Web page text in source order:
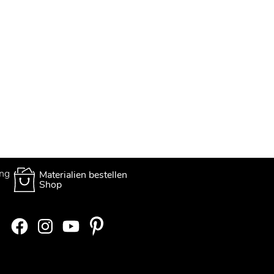
Materialien bestellen
Shop